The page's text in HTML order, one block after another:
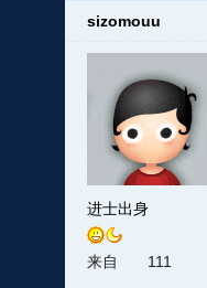
sizomouu
进士出身
来自 111